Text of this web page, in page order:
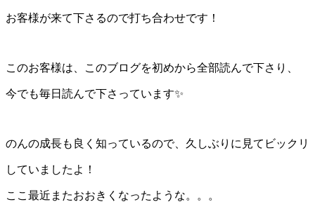
お客様が来て下さるので打ち合わせです！
このお客様は、このブログを初めから全部読んで下さり、
今でも毎日読んで下さっています✨
のんの成長も良く知っているので、久しぶりに見てビックリ
していましたよ！
ここ最近またおおきくなったような。。。